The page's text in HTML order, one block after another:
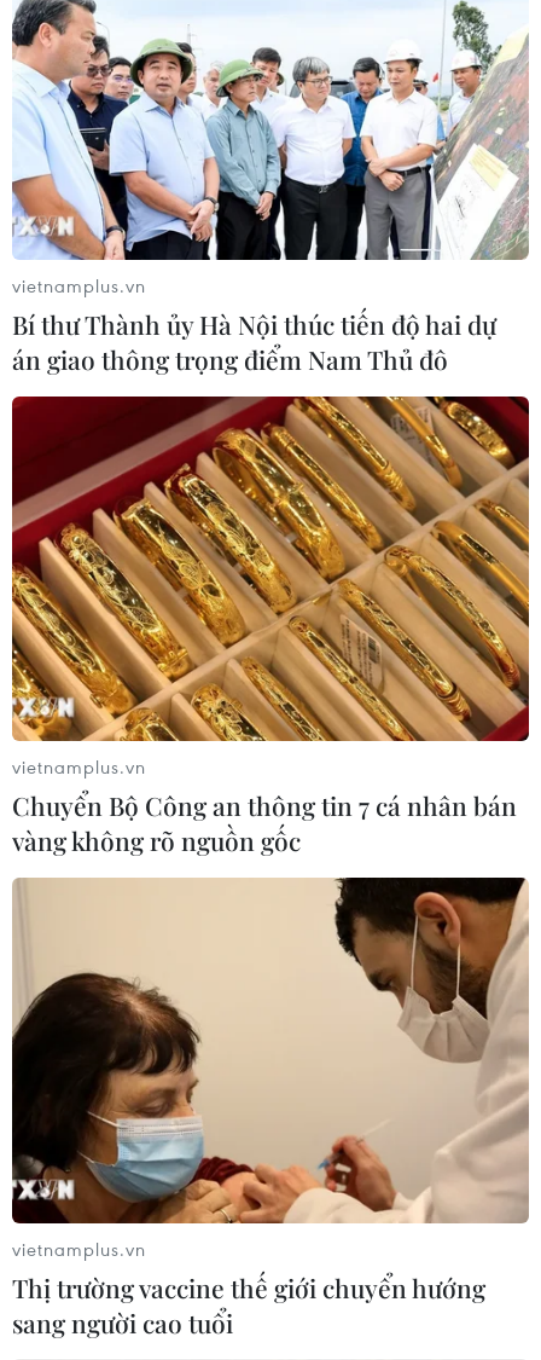
vietnamplus.vn
Bí thư Thành ủy Hà Nội thúc tiến độ hai dự
án giao thông trọng điểm Nam Thủ đô
vietnamplus.vn
Chuyển Bộ Công an thông tin 7 cá nhân bán
vàng không rõ nguồn gốc
vietnamplus.vn
Thị trường vaccine thế giới chuyển hướng
sang người cao tuổi